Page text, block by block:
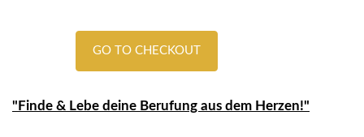
GO TO CHECKOUT
"Finde & Lebe deine Berufung aus dem Herzen!"